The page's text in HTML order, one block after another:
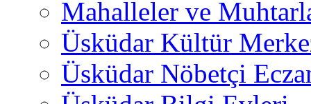
Mahalleler ve
Üsküdar Kültür
Üsküdar Nöbetçi